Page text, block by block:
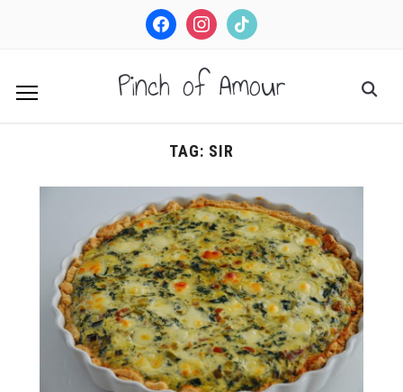
facebookinstagramtiktok
Pinch of Amour
TAG: SIR